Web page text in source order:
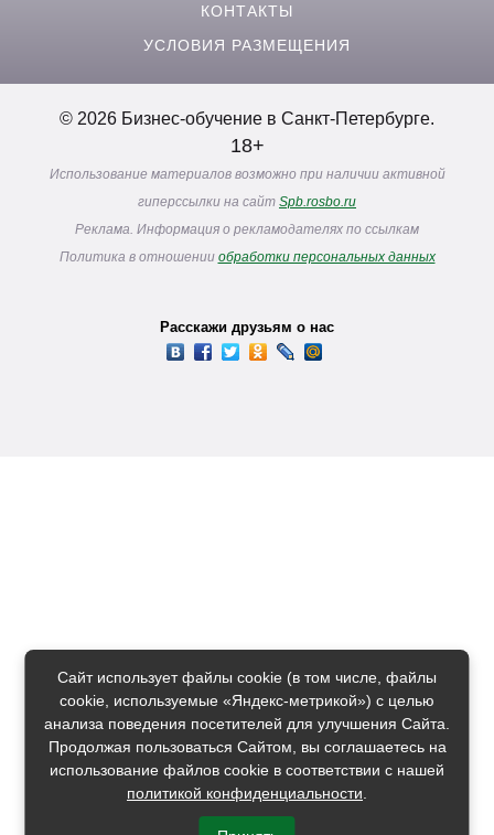
КОНТАКТЫ
УСЛОВИЯ РАЗМЕЩЕНИЯ
© 2026 Бизнес-обучение в Санкт-Петербурге.
18+
Использование материалов возможно при наличии активной
гиперссылки на сайт Spb.rosbo.ru
Реклама. Информация о рекламодателях по ссылкам
Политика в отношении обработки персональных данных
Расскажи друзьям о нас
Сайт использует файлы cookie (в том числе, файлы
cookie, используемые «Яндекс-метрикой») с целью
анализа поведения посетителей для улучшения Сайта.
Продолжая пользоваться Сайтом, вы соглашаетесь на
использование файлов cookie в соответствии с нашей
политикой конфиденциальности